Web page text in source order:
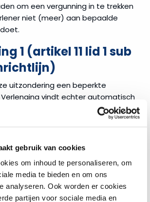
gebruik van cookies
om inhoud te personaliseren, om
media te bieden en om ons
analyseren. Ook worden er cookies
partijen voor sociale media en
om een vergunning in te trekken
niet (meer) aan bepaalde
1 (artikel 11 lid 1 sub
uitzondering een beperkte
vindt echter automatisch
worden geen andere of nieuwe
dan die gedurende de looptijd
om de vergunning te laten
een vergunning voor bepaalde duur is
van rechtswege
van een automatische